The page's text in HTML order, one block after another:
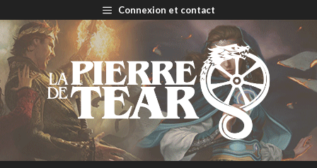
au
contenu
Connexion et contact